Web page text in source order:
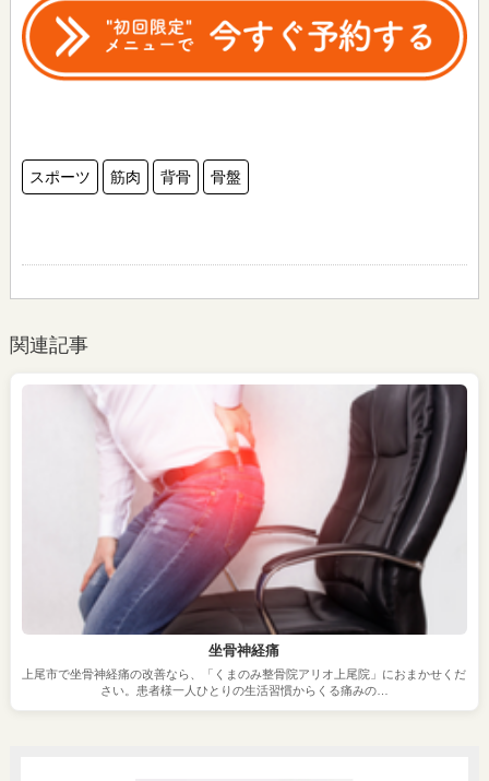
スポーツ 筋肉 背骨 骨盤
関連記事
坐骨神経痛
上尾市で坐骨神経痛の改善なら、「くまのみ整骨院アリオ上尾院」におまかせくだ
さい。患者様一人ひとりの生活習慣からくる痛みの…